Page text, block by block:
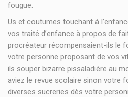
fougue.
Us et coutumes touchant à
vos traité d’enfance à propos de
procréateur récompensaient-ils le
votre personne proposant de vos
ils souper bizarre pissaladière au
aviez le revue scolaire sinon votre
diverses sucreries dès votre